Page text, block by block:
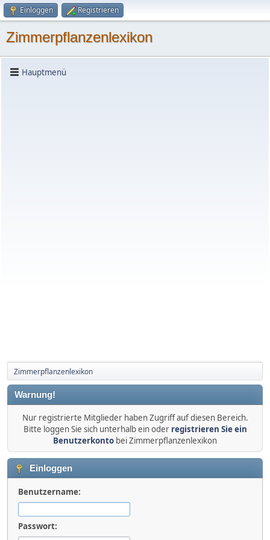
Einloggen Registrieren
Zimmerpflanzenlexikon
Hauptmenü
Zimmerpflanzenlexikon
Warnung!
Nur registrierte Mitglieder haben Zugriff auf diesen Bereich.
Bitte loggen Sie sich unterhalb ein oder registrieren Sie ein
Benutzerkonto bei Zimmerpflanzenlexikon
Einloggen
Benutzername:
Passwort: